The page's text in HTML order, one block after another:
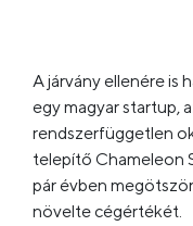
A járvány ellenére is
egy magyar startup,
rendszerfüggetlen
telepítő Chameleon
pár évben
növelte cégértékét.